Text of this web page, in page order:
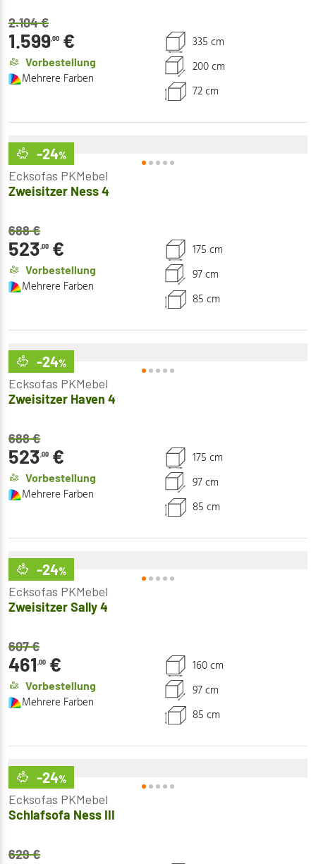
2.104€
1.599,00 €
Vorbestellung
Mehrere Farben
335 cm
200 cm
72 cm
-24%
Ecksofas PKMebel
Zweisitzer Ness 4
688€
523,00 €
Vorbestellung
Mehrere Farben
175 cm
97 cm
85 cm
-24%
Ecksofas PKMebel
Zweisitzer Haven 4
688€
523,00 €
Vorbestellung
Mehrere Farben
175 cm
97 cm
85 cm
-24%
Ecksofas PKMebel
Zweisitzer Sally 4
607€
461 ,00 €
Vorbestellung
Mehrere Farben
160 cm
97 cm
85 cm
-24%
Ecksofas PKMebel
Schlafsofa Ness III
629€